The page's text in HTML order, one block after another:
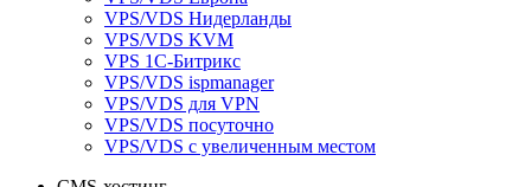
VPS/VDS Нидерланды
VPS/VDS KVM
VPS 1С-Битрикс
VPS/VDS ispmanager
VPS/VDS для VPN
VPS/VDS посуточно
VPS/VDS с увеличенным местом